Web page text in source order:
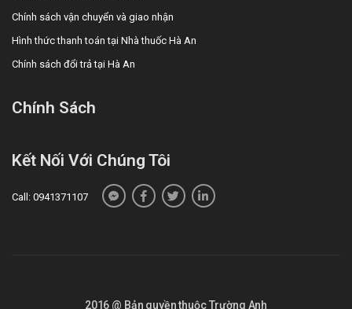
Chính sách vận chuyển và giao nhận
Hình thức thanh toán tại Nhà thuốc Hà An
Chính sách đổi trả tại Hà An
Chính Sách
Kết Nối Với Chúng Tôi
Call: 0941371107
2016 @ Bản quyền thuộc Trường Anh